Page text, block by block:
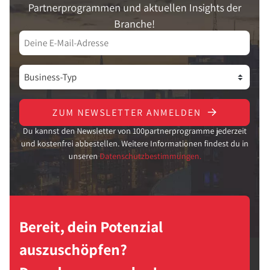
Partnerprogrammen und aktuellen Insights der
Branche!
ZUM NEWSLETTER ANMELDEN
Du kannst den Newsletter von 100partnerprogramme jederzeit
und kostenfrei abbestellen. Weitere Informationen findest du in
unseren Datenschutzbestimmungen.
Bereit, dein Potenzial
auszuschöpfen?